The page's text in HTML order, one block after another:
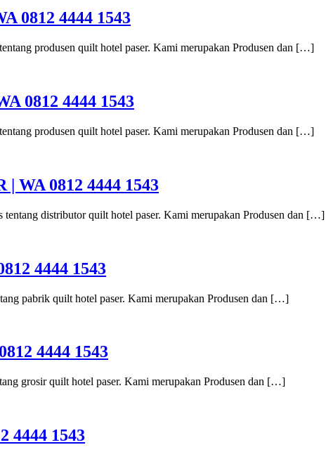
0812 4444 1543
produsen quilt hotel paser. Kami merupakan Produsen dan […]
0812 4444 1543
produsen quilt hotel paser. Kami merupakan Produsen dan […]
WA 0812 4444 1543
distributor quilt hotel paser. Kami merupakan Produsen dan […]
4444 1543
pabrik quilt hotel paser. Kami merupakan Produsen dan […]
4444 1543
grosir quilt hotel paser. Kami merupakan Produsen dan […]
4444 1543